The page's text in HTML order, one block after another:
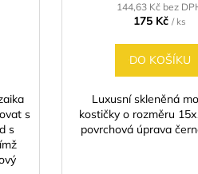
s
s
144,63 Kč bez
175 Kč / ks
DO KOŠÍKU
Luxusní skleněná
kostičky o rozměru
povrchová úprava